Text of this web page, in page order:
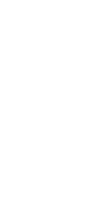
fil DECT/Bluetooth